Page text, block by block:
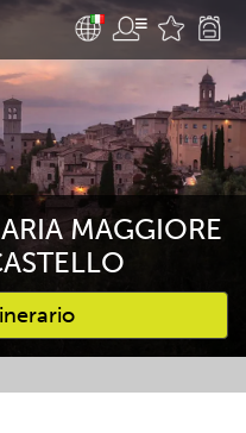
MAGGIORE